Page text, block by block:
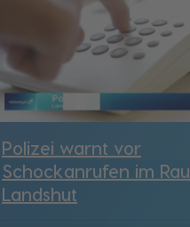
Polizei warnt vor
Schockanrufen im
Landshut